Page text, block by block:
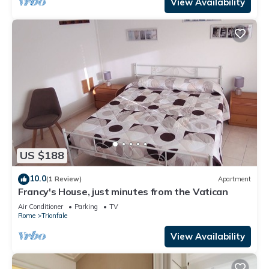
US $188
10.0(1 Review) Apartment
Francy's House, just minutes from the Vatican
Air Conditioner Parking
TV
Rome
Trionfale
View Availability